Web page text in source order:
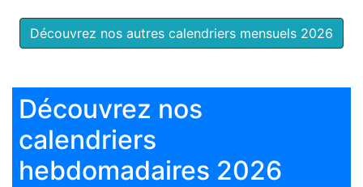
Découvrez nos autres calendriers mensuels 2026
Découvrez nos
calendriers
hebdomadaires 2026